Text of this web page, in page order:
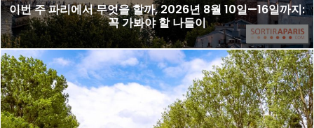
이번 주 파리에서 무엇을 할까, 2026년 8월 10일—16일까지:
꼭 가봐야 할 나들이